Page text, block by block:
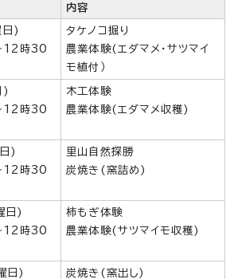
内容
)
12時30
タケノコ掘り
農業体験(エダマメ・サツマイ
モ植付）
)
12時30
木工体験
農業体験(エダマメ収穫)
)
12時30
里山自然探勝
炭焼き(窯詰め)
日)
12時30
柿もぎ体験
農業体験(サツマイモ収穫)
日)
炭焼き(窯出し)